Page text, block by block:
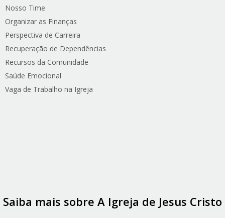
Nosso Time
Organizar as Finanças
Perspectiva de Carreira
Recuperação de Dependências
Recursos da Comunidade
Saúde Emocional
Vaga de Trabalho na Igreja
Saiba mais sobre A Igreja de Jesus Cristo